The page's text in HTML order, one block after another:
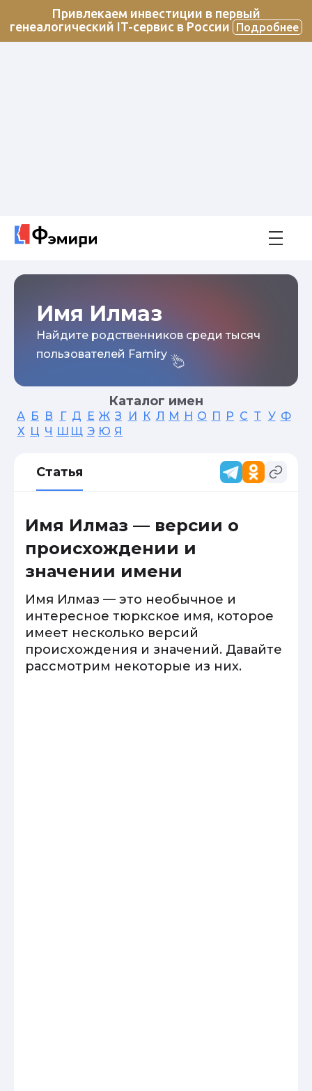
Привлекаем инвестиции в первый
генеалогический IT-сервис в России
Подробнее
Имя Илмаз
Найдите родственников среди тысяч
пользователей Famiry
Каталог имен
А Б В Г Д Е Ж З И К Л М Н О П Р С Т У Ф
Х Ц Ч Ш Щ Э Ю Я
Статья
Имя Илмаз — версии о
происхождении и
значении имени
Имя Илмаз — это необычное и
интересное тюркское имя, которое
имеет несколько версий
происхождения и значений. Давайте
рассмотрим некоторые из них.